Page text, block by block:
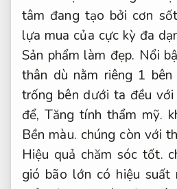
tâm đang tạo bởi cơn
lựa mua của cực kỳ đa
Sản phẩm làm đẹp. Nổi
thân dù nằm riêng 1
trống bên dưới ta đều
để,Tăng tính thẩm mỹ.
Bền màu. chúng còn với
Hiệu quả chăm sóc tốt.
gió bão lớn có hiệu